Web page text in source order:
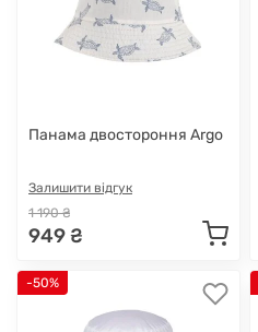
Панама двостороння Argo
Залишити відгук
1 190 ₴
949 ₴
-50%